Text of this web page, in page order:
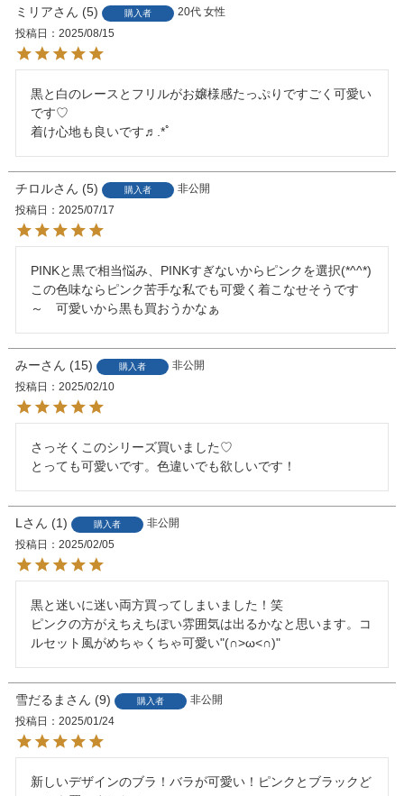
ミリア 5 購入者 20代 女性
投稿日
2025/08/15
黒と白のレースとフリルがお嬢様感たっぷりですごく可愛い
です♡
着け心地も良いです♬.*ﾟ
チロル 5 購入者
非公開
投稿日
2025/07/17
PINKと黒で相当悩み、PINKすぎないからピンクを選択(*^^*)
この色味ならピンク苦手な私でも可愛く着こなせそうです
～　可愛いから黒も買おうかなぁ
みー 15 購入者
非公開
投稿日
2025/02/10
さっそくこのシリーズ買いました♡
とっても可愛いです。色違いでも欲しいです！
L 1 購入者
非公開
投稿日
2025/02/05
黒と迷いに迷い両方買ってしまいました！笑
ピンクの方がえちえちぽい雰囲気は出るかなと思います。コ
ルセット風がめちゃくちゃ可愛い"(∩>ω<∩)"
雪だるま 9 購入者
非公開
投稿日
2025/01/24
新しいデザインのブラ！バラが可愛い！ピンクとブラックど